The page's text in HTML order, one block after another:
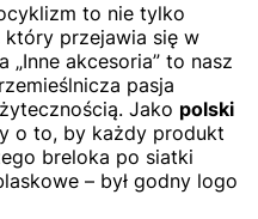
to nie tylko
który przejawia się w
„Inne akcesoria” to nasz
pasja
Jako polski
o to, by każdy produkt
breloka po siatki
– był godny logo